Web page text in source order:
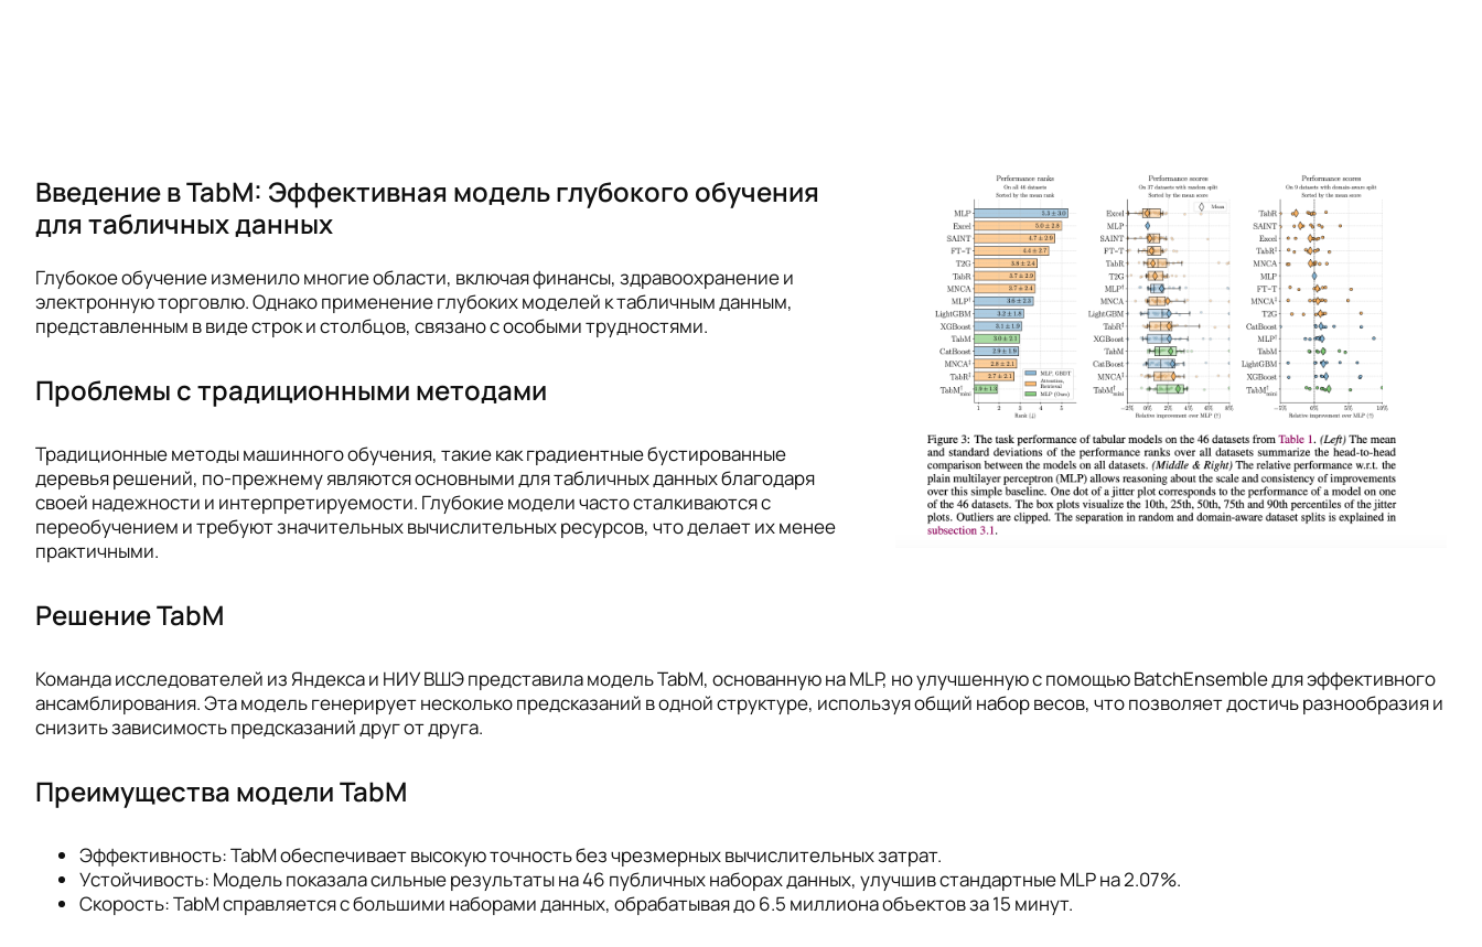
Введение в TabM: Эффективная модель глубокого обучения
для табличных данных
Глубокое обучение изменило многие области, включая финансы, здравоохранение и
электронную торговлю. Однако применение глубоких моделей к табличным данным,
представленным в виде строк и столбцов, связано с особыми трудностями.
Проблемы с традиционными методами
Традиционные методы машинного обучения, такие как градиентные бустированные
деревья решений, по-прежнему являются основными для табличных данных благодаря
своей надежности и интерпретируемости. Глубокие модели часто сталкиваются с
переобучением и требуют значительных вычислительных ресурсов, что делает их менее
практичными.
Решение TabM
Команда исследователей из Яндекса и НИУ ВШЭ представила модель TabM, основанную на MLP, но улучшенную с помощью BatchEnsemble для эффективного
ансамблирования. Эта модель генерирует несколько предсказаний в одной структуре, используя общий набор весов, что позволяет достичь разнообразия и
снизить зависимость предсказаний друг от друга.
Преимущества модели TabM
Эффективность: TabM обеспечивает высокую точность без чрезмерных вычислительных затрат.
Устойчивость: Модель показала сильные результаты на 46 публичных наборах данных, улучшив стандартные MLP на 2.07%.
Скорость: TabM справляется с большими наборами данных, обрабатывая до 6.5 миллиона объектов за 15 минут.